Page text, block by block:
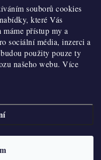
souborů cookies
které Vás
přístup my a
sociální média, inzerci a
použity pouze ty
našeho webu. Více